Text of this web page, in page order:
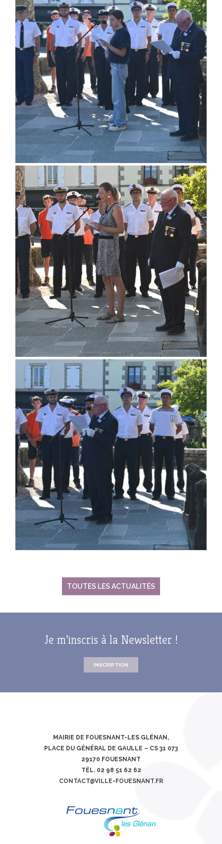
TOUTES LES ACTUALITÉS
Je m’inscris à la Newsletter !
INSCRIPTION
MAIRIE DE FOUESNANT-LES GLÉNAN,
PLACE DU GÉNÉRAL DE GAULLE – CS 31 073
29170 FOUESNANT
TÉL. 02 98 51 62 62
CONTACT@VILLE-FOUESNANT.FR